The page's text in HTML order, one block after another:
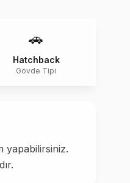
🚗
Hatchback
Gövde Tipi
yapabilirsiniz.